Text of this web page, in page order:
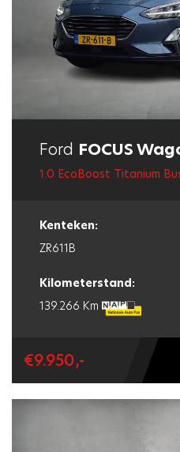
Ford FOCUS
1.0 EcoBoost Titanium
Kenteken:
ZR611B
Kilometerstand:
139.266 Km
€9.950,-